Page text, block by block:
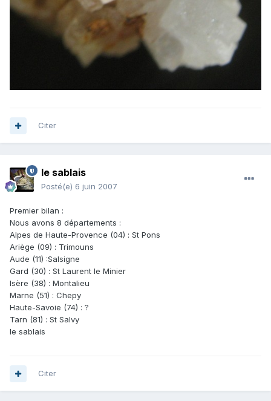
Citer
le sablais
Posté(e) 6 juin 2007
Premier bilan :
Nous avons 8 départements :
Alpes de Haute-Provence (04) : St Pons
Ariège (09) : Trimouns
Aude (11) :Salsigne
Gard (30) : St Laurent le Minier
Isère (38) : Montalieu
Marne (51) : Chepy
Haute-Savoie (74) : ?
Tarn (81) : St Salvy
le sablais
Citer